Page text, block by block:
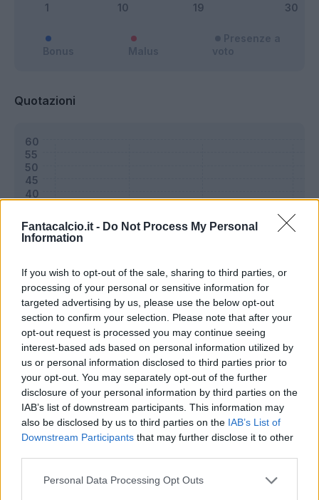
Fantacalcio.it - Do Not Process My Personal
Information
If you wish to opt-out of the sale, sharing to third parties, or
processing of your personal or sensitive information for
targeted advertising by us, please use the below opt-out
section to confirm your selection. Please note that after your
opt-out request is processed you may continue seeing
interest-based ads based on personal information utilized by
us or personal information disclosed to third parties prior to
your opt-out. You may separately opt-out of the further
disclosure of your personal information by third parties on the
IAB’s list of downstream participants. This information may
also be disclosed by us to third parties on the IAB’s List of
Downstream Participants that may further disclose it to other
Personal Data Processing Opt Outs
Quotazioni
Classic Mantra
Riepilogo stagione
Titolare 21 - 55 %
Entrato
Squalificato 0 - 0%